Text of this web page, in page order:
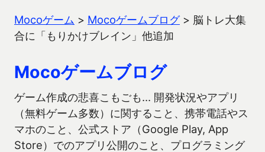
Mocoゲーム > Mocoゲームブログ> 脳トレ大集
合に「もりかけブレイン」他追加
Mocoゲームブログ
ゲーム作成の悲喜こもごも… 開発状況やアプリ
（無料ゲーム多数）に関すること、携帯電話やス
マホのこと、公式ストア（Google Play, App
Store）でのアプリ公開のこと、プログラミング